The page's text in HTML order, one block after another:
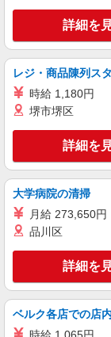
派遣社員
株式会社kotrio /●SI-
キー
株式会社kotrio /●SI-
詳細を
レジ・商品陳列ス
時給 1,180円
堺市堺区
詳細を
大学病院の清掃
月給 273,650円
品川区
詳細を
ベルク各店での店